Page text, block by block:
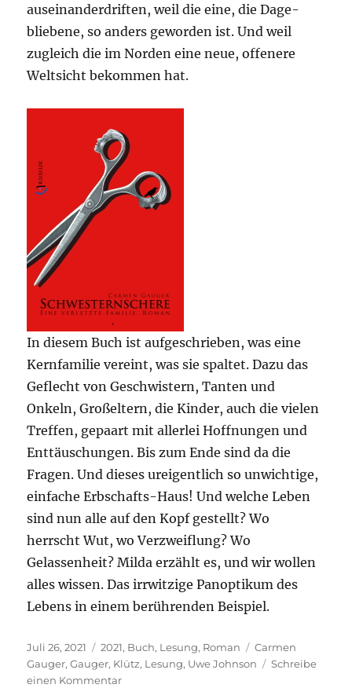
auseinanderdriften, weil die eine, die Dage­
bliebene, so anders geworden ist. Und weil
zugleich die im Norden eine neue, offenere
Weltsicht bekommen hat.
In diesem Buch ist aufgeschrieben, was eine
Kernfamilie vereint, was sie spaltet. Dazu das
Geflecht von Geschwistern, Tanten und
Onkeln, Großeltern, die Kinder, auch die vielen
Treffen, gepaart mit allerlei Hoffnungen und
Enttäuschungen. Bis zum Ende sind da die
Fragen. Und dieses ureigentlich so unwichtige,
einfache Erbschafts-Haus! Und welche Leben
sind nun alle auf den Kopf gestellt? Wo
herrscht Wut, wo Verzweiflung? Wo
Gelassenheit? Milda erzählt es, und wir wollen
alles wissen. Das irrwitzige Panoptikum des
Lebens in einem berührenden Beispiel.
Veröffentlicht
am
Juli 26, 2021 Kategorien
2021, Buch, Lesung, Roman Schlagwörter
Carmen
Gauger,Gauger, Klütz, Lesung, Uwe Johnson
Schreibe
einen Kommentarzu